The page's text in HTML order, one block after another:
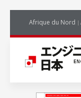
Afrique du Nord